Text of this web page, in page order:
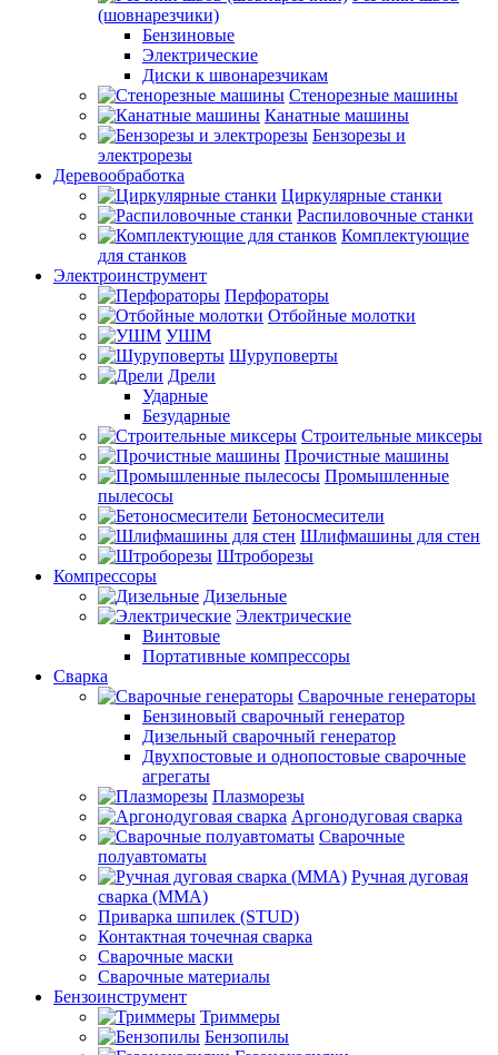
(шовнарезчики)
Бензиновые
Электрические
Диски к швонарезчикам
Стенорезные машины
Канатные машины
Бензорезы и
электрорезы
Деревообработка
Циркулярные станки
Распиловочные станки
Комплектующие
для станков
Электроинструмент
Перфораторы
Отбойные молотки
УШМ
Шуруповерты
Дрели
Ударные
Безударные
Строительные миксеры
Прочистные машины
Промышленные
пылесосы
Бетоносмесители
Шлифмашины для стен
Штроборезы
Компрессоры
Дизельные
Электрические
Винтовые
Портативные компрессоры
Сварка
Сварочные генераторы
Бензиновый сварочный генератор
Дизельный сварочный генератор
Двухпостовые и однопостовые сварочные
агрегаты
Плазморезы
Аргонодуговая сварка
Сварочные
полуавтоматы
Ручная дуговая
сварка (ММА)
Приварка шпилек (STUD)
Контактная точечная сварка
Сварочные маски
Сварочные материалы
Бензоинструмент
Триммеры
Бензопилы